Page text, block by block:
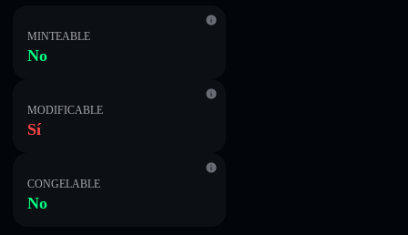
MINTEABLE
No
MODIFICABLE
Sí
CONGELABLE
No